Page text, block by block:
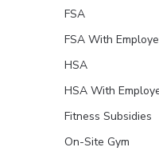
FSA
FSA With
HSA
HSA With
Fitness Subsidies
On-Site Gym